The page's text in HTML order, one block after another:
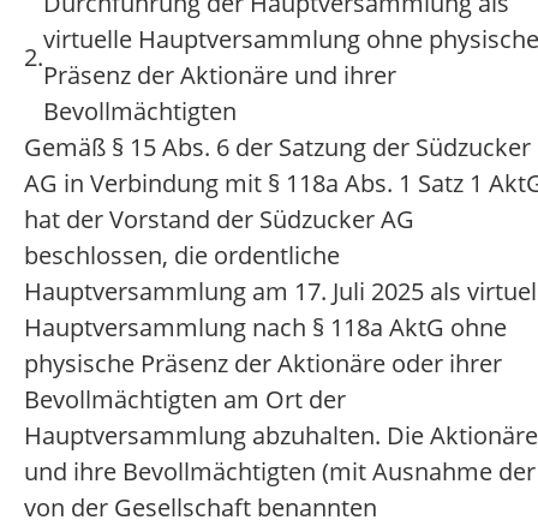
2.
virtuelle Hauptversammlung ohne physische
Präsenz der Aktionäre und ihrer
Bevollmächtigten
Gemäß § 15 Abs. 6 der Satzung der Südzucker
AG in Verbindung mit § 118a Abs. 1 Satz 1
hat der Vorstand der Südzucker AG
beschlossen, die ordentliche
Hauptversammlung am 17. Juli 2025 als
Hauptversammlung nach § 118a AktG ohne
physische Präsenz der Aktionäre oder ihrer
Bevollmächtigten am Ort der
Hauptversammlung abzuhalten. Die Aktionäre
und ihre Bevollmächtigten (mit Ausnahme der
von der Gesellschaft benannten